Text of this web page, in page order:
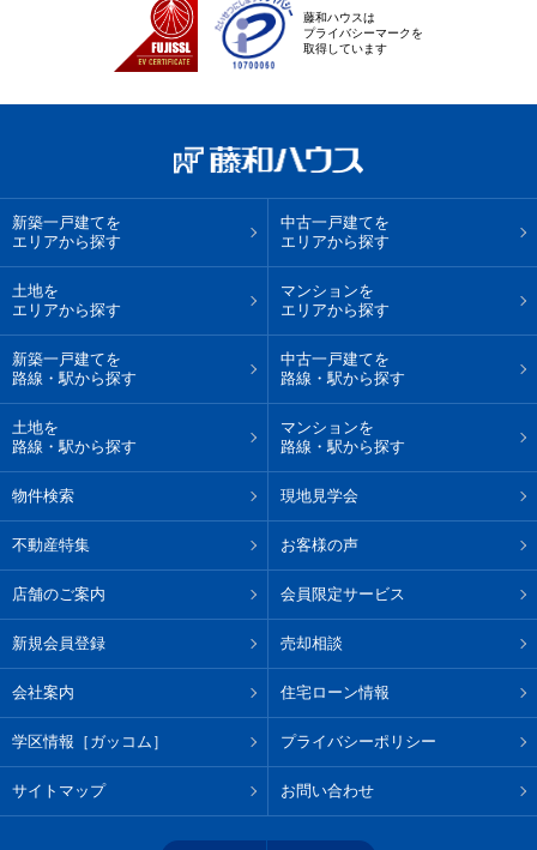
藤和ハウスは
プライバシーマークを
取得しています
新築一戸建てを
エリアから探す
中古一戸建てを
エリアから探す
土地を
エリアから探す
マンションを
エリアから探す
新築一戸建てを
路線・駅から探す
中古一戸建てを
路線・駅から探す
土地を
路線・駅から探す
マンションを
路線・駅から探す
物件検索 現地見学会
不動産特集 お客様の声
店舗のご案内 会員限定サービス
新規会員登録 売却相談
会社案内 住宅ローン情報
学区情報［ガッコム］ プライバシーポリシー
サイトマップ お問い合わせ